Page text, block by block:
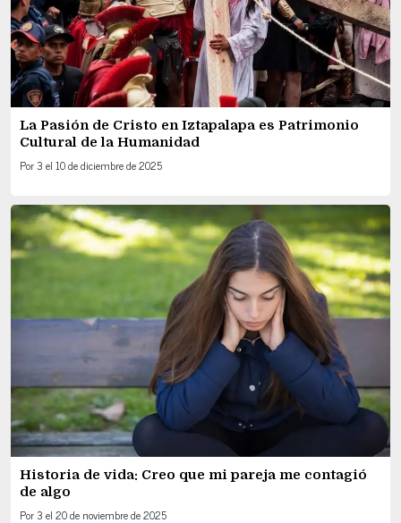
La Pasión de Cristo en Iztapalapa es Patrimonio
Cultural de la Humanidad
Por3 el 10 de diciembre de 2025
Historia de vida: Creo que mi pareja me contagió
de algo
Por3 el 20 de noviembre de 2025